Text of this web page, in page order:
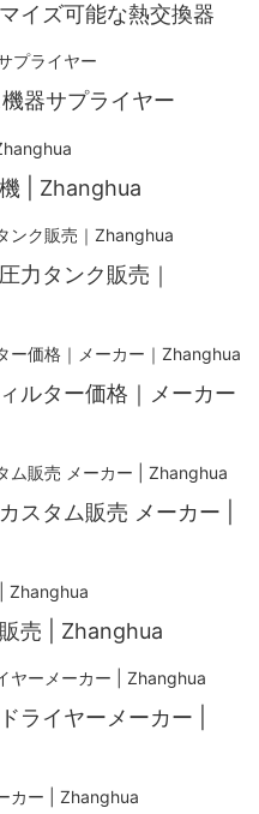
イズ可能な熱交換器
器サプライヤー
| Zhanghua
力タンク販売｜
ルター価格｜メーカー
スタム販売 メーカー |
売 | Zhanghua
ライヤーメーカー |